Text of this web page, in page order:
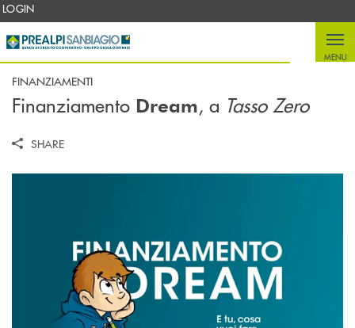
Salta al contenuto principale
LOGIN
MENU
FINANZIAMENTI
Finanziamento Dream, a Tasso Zero
SHARE